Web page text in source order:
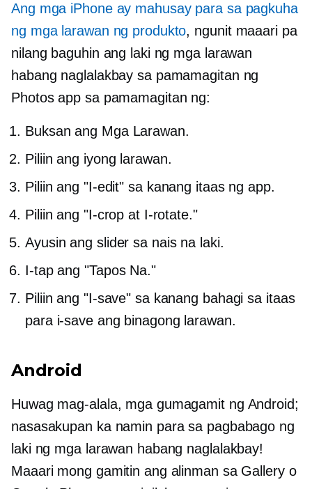
Ang mga iPhone ay mahusay para sa pagkuha
ng mga larawan ng produkto, ngunit maaari pa
nilang baguhin ang laki ng mga larawan
habang naglalakbay sa pamamagitan ng
Photos app sa pamamagitan ng:
Buksan ang Mga Larawan.
Piliin ang iyong larawan.
Piliin ang "I-edit" sa kanang itaasng app.
Piliin ang "I-crop at I-rotate."
Ayusin ang slider sa nais na laki.
I-tap ang "Tapos Na."
Piliin ang "I-save" sa kanang bahagi sa itaas
para i-save ang binagong larawan.
Android
Huwag mag-alala, mga gumagamit ng Android;
nasasakupan ka namin para sa pagbabago ng
laki ng mga larawan habang naglalakbay!
Maaari mong gamitin ang alinman sa Gallery o